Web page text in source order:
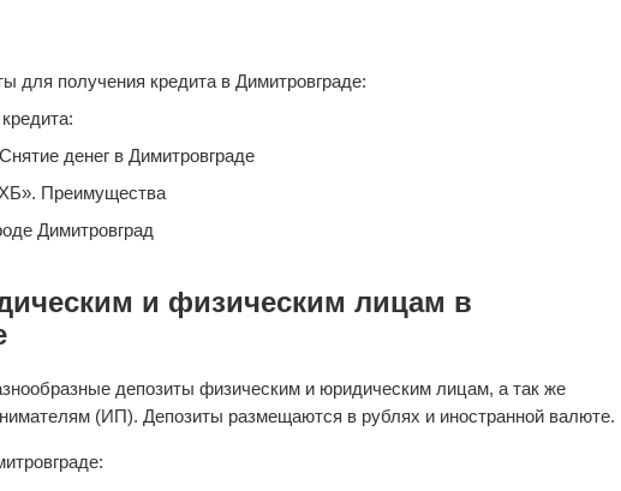
для получения кредита в Димитровграде:
денег в Димитровграде
Преимущества
Димитровград
и физическим лицам в
депозиты физическим и юридическим лицам, а так же
(ИП). Депозиты размещаются в рублях и иностранной валюте.